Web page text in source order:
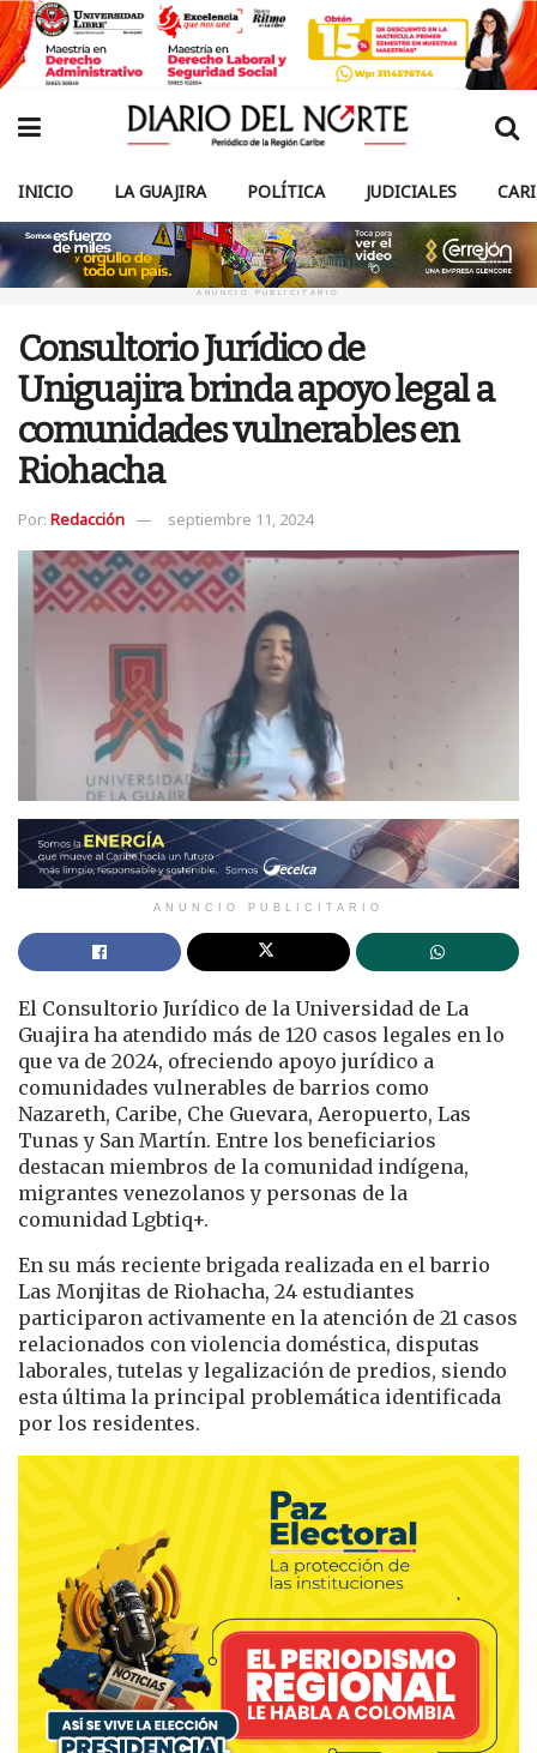
INICIO LA GUAJIRA POLÍTICA JUDICIALES
ANUNCIO PUBLICITARIO
Consultorio Jurídico de
Uniguajira brinda apoyo legal a
comunidades vulnerables en
Riohacha
Por: Redacción septiembre 11, 2024
ANUNCIO PUBLICITARIO
El Consultorio Jurídico de la Universidad de La
Guajira ha atendido más de 120 casos legales en lo
que va de 2024, ofreciendo apoyo jurídico a
comunidades vulnerables de barrios como
Nazareth, Caribe, Che Guevara, Aeropuerto, Las
Tunas y San Martín. Entre los beneficiarios
destacan miembros de la comunidad indígena,
migrantes venezolanos y personas de la
comunidad Lgbtiq+.
En su más reciente brigada realizada en el barrio
Las Monjitas de Riohacha, 24 estudiantes
participaron activamente en la atención de 21 casos
relacionados con violencia doméstica, disputas
laborales, tutelas y legalización de predios, siendo
esta última la principal problemática identificada
por los residentes.